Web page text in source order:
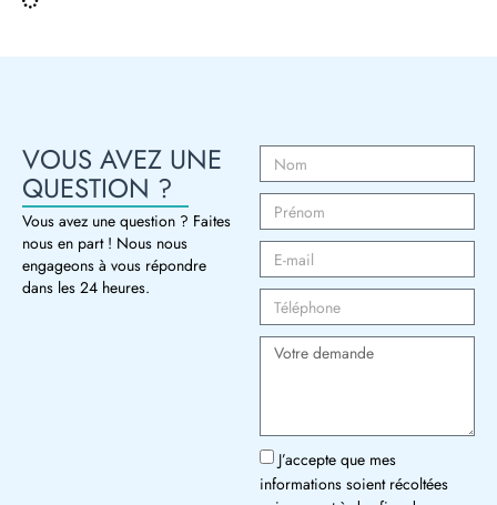
VOUS AVEZ UNE
QUESTION ?
Vous avez une question ? Faites
nous en part ! Nous nous
engageons à vous répondre
dans les 24 heures.
J’accepte que mes
informations soient récoltées